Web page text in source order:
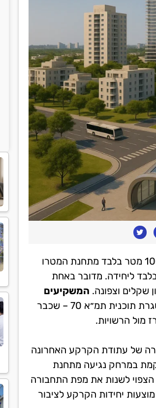
הקרקע במתחם "מגדל המים" ברעננה, הממוקמת כ-100 מטר בלבד מתחנת המטרו
מוצעת במחיר כניסה של החל מ-300,000 ש"ח בלבד ליחידה. מדובר באחת
המשקיעים
במסגרת תוכנית תמ״א 70 – שכבר
מול הרשויות.
על פתיחת המכירה של עתודת הקרקע האחרונה
במרחק נגיעה מתחנת
הצפוי לשנות את מפת התחבורה
יחידות הקרקע לציבור